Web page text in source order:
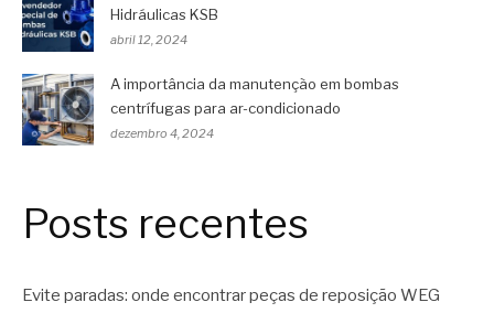
Hidráulicas KSB
abril 12, 2024
A importância da manutenção em bombas
centrífugas para ar-condicionado
dezembro 4, 2024
Posts recentes
Evite paradas: onde encontrar peças de reposição WEG